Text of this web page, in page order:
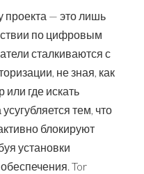
проекта — это лишь
по цифровым
сталкиваются с
не зная, как
или где искать
тем, что
блокируют
установки
Tor